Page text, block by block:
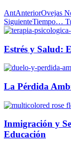
AntAnteriorOvejas
SiguienteTiempo…
Estrés y Salud:
La Pérdida
Inmigración y
Educación